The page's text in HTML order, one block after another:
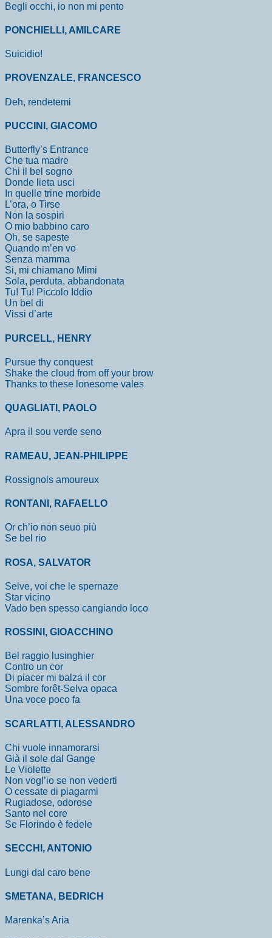
Begli occhi, io non mi pento
PONCHIELLI, AMILCARE
Suicidio!
PROVENZALE, FRANCESCO
Deh, rendetemi
PUCCINI, GIACOMO
Butterfly’s Entrance
Che tua madre
Chi il bel sogno
Donde lieta usci
In quelle trine morbide
L’ora, o Tirse
Non la sospiri
O mio babbino caro
Oh, se sapeste
Quando m’en vo
Senza mamma
Si, mi chiamano Mimi
Sola, perduta, abbandonata
Tu! Tu! Piccolo Iddio
Un bel di
Vissi d’arte
PURCELL, HENRY
Pursue thy conquest
Shake the cloud from off your brow
Thanks to these lonesome vales
QUAGLIATI, PAOLO
Apra il sou verde seno
RAMEAU, JEAN-PHILIPPE
Rossignols amoureux
RONTANI, RAFAELLO
Or ch’io non seuo più
Se bel rio
ROSA, SALVATOR
Selve, voi che le spernaze
Star vicino
Vado ben spesso cangiando loco
ROSSINI, GIOACCHINO
Bel raggio lusinghier
Contro un cor
Di piacer mi balza il cor
Sombre forêt-Selva opaca
Una voce poco fa
SCARLATTI, ALESSANDRO
Chi vuole innamorarsi
Già il sole dal Gange
Le Violette
Non vogl’io se non vederti
O cessate di piagarmi
Rugiadose, odorose
Santo nel core
Se Florindo è fedele
SECCHI, ANTONIO
Lungi dal caro bene
SMETANA, BEDRICH
Marenka’s Aria